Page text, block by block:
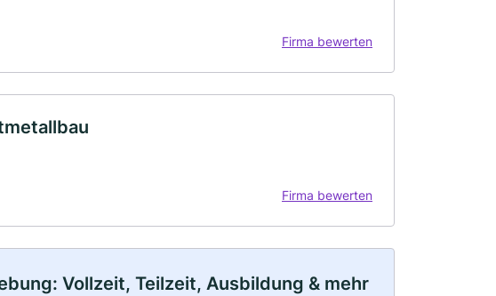
Firma bewerten
Firma bewerten
Vollzeit, Teilzeit, Ausbildung & mehr